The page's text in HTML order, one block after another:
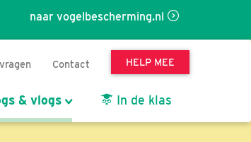
naar vogelbescherming.nl
Contact HELP MEE
& vlogs In de klas